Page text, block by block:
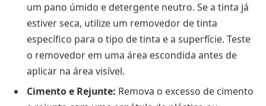
um pano úmido e detergente neutro. Se a tinta já
estiver seca, utilize um removedor de tinta
específico para o tipo de tinta e a superfície. Teste
o removedor em uma área escondida antes de
aplicar na área visível.
Cimento e Rejunte: Remova o excesso de cimento